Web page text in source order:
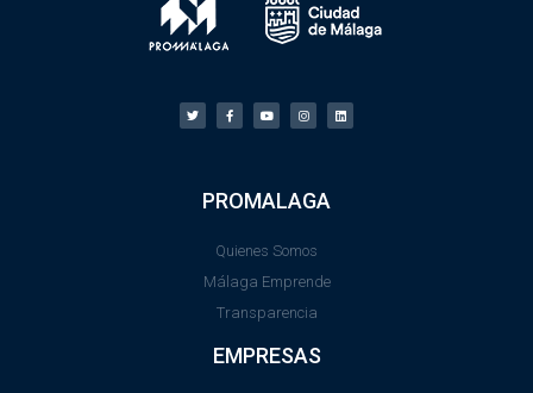
PROMALAGA
Quienes Somos
Málaga Emprende
Transparencia
EMPRESAS